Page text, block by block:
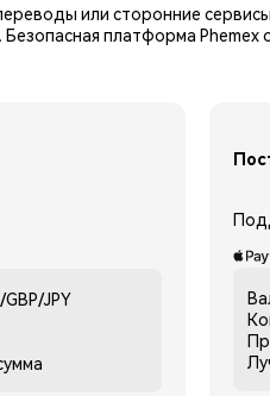
или сторонние
платформа
JPY